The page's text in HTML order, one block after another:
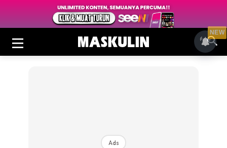
Ads
NEW